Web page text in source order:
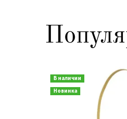
В наличии
Новинка